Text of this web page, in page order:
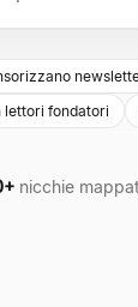
lettori fondatori
nicchie